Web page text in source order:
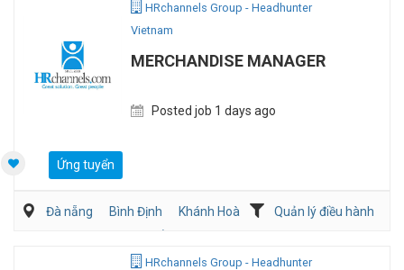
HRchannels Group - Headhunter
Vietnam
MERCHANDISE MANAGER
Posted job 1 days ago
Ứng tuyển
Đà nẵng Bình Định Khánh Hoà
Quản lý điều hành
HRchannels Group - Headhunter